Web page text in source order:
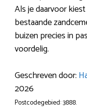
Als je daarvoor
bestaande
buizen precies in
voordelig.
Geschreven door:
2026
Postcodegebied: 3888.